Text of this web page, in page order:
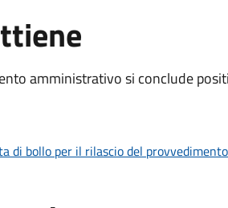
amministrativo si conclude
di bollo per il rilascio del